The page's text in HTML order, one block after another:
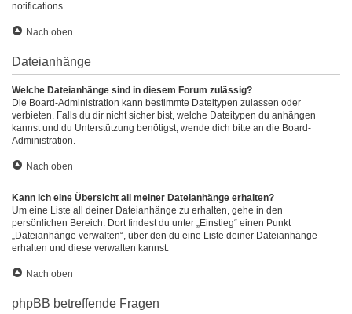
notifications.
Nach oben
Dateianhänge
Welche Dateianhänge sind in diesem Forum zulässig?
Die Board-Administration kann bestimmte Dateitypen zulassen oder
verbieten. Falls du dir nicht sicher bist, welche Dateitypen du anhängen
kannst und du Unterstützung benötigst, wende dich bitte an die Board-
Administration.
Nach oben
Kann ich eine Übersicht all meiner Dateianhänge erhalten?
Um eine Liste all deiner Dateianhänge zu erhalten, gehe in den
persönlichen Bereich. Dort findest du unter „Einstieg“ einen Punkt
„Dateianhänge verwalten“, über den du eine Liste deiner Dateianhänge
erhalten und diese verwalten kannst.
Nach oben
phpBB betreffende Fragen